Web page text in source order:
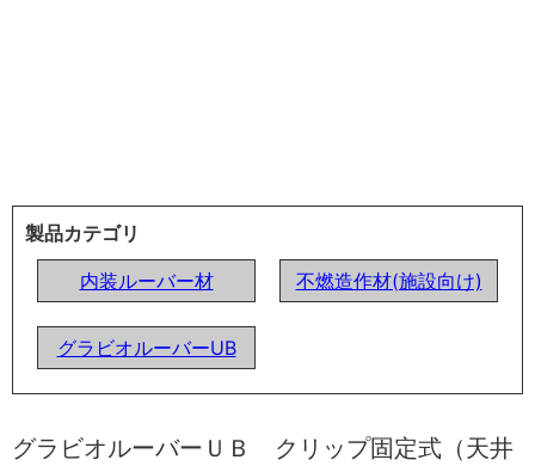
製品カテゴリ
内装ルーバー材
不燃造作材(施設向け)
グラビオルーバーUB
グラビオルーバーＵＢ クリップ固定式（天井